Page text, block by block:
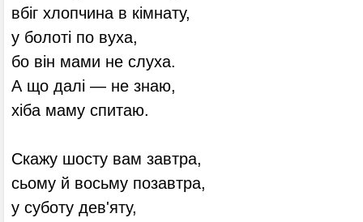
вбіг хлопчина в кімнату,
у болоті по вуха,
бо він мами не слуха.
А що далі — не знаю,
хіба маму спитаю.
Скажу шосту вам завтра,
сьому й восьму позавтра,
у суботу дев'яту,